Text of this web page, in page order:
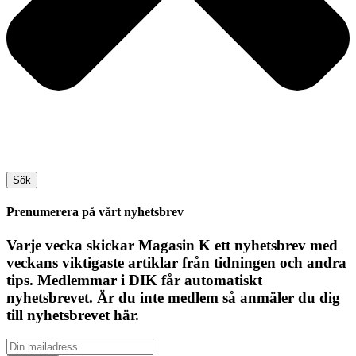
Sök
Prenumerera på vårt nyhetsbrev
Varje vecka skickar Magasin K ett nyhetsbrev med
veckans viktigaste artiklar från tidningen och andra
tips. Medlemmar i DIK får automatiskt
nyhetsbrevet. Är du inte medlem så anmäler du dig
till nyhetsbrevet här.